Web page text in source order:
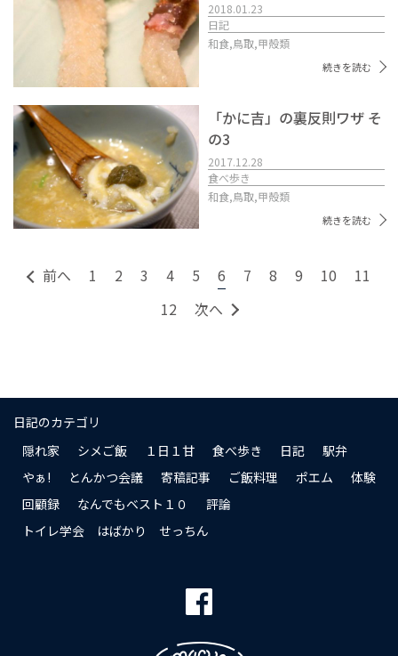
2018.01.23
日記
和食,鳥取,甲殻類
続きを読む
「かに吉」の裏反則ワザ そ
の3
2017.12.28
食べ歩き
和食,鳥取,甲殻類
続きを読む
前へ 1 2 3 4 5 6 7 8 9 10
11
12
次へ
日記のカテゴリ
隠れ家
シメご飯 １日１甘 食べ歩き 日記
駅弁
やぁ!
とんかつ会議 寄稿記事 ご飯料理 ポエム
体験
回顧録
なんでもベスト１０
評論
トイレ学会 はばかり せっちん